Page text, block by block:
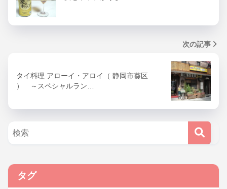
次の記事
タイ料理 アローイ・アロイ（ 静岡市葵区
） ～スペシャルラン…
タグ